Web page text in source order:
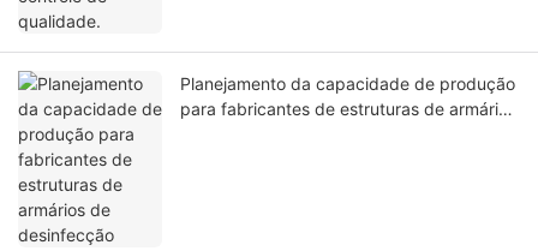
Planejamento da capacidade de produção
para fabricantes de estruturas de armários